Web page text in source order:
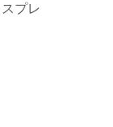
スプレ